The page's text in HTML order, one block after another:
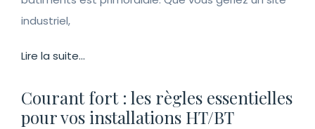
industriel,
Lire la suite...
Courant fort : les règles essentielles
pour vos installations HT/BT